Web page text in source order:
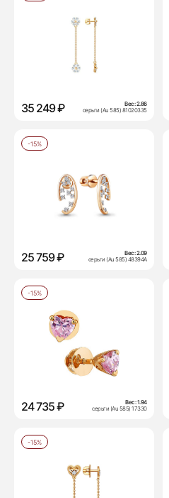
35 249 ₽ Вес:2.86
серьги (Au 585) 81020335
-15%
25 759 ₽ Вес:2.09
серьги (Au 585) 48394А
-15%
24 735 ₽ Вес:1.94
серьги (Au 585) 17330
-15%